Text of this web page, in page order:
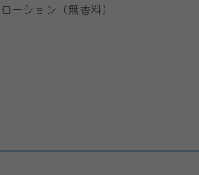
ーション（無香料）